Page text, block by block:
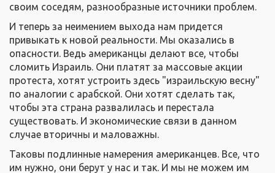
своим соседям, разнообразные источники проблем.
И теперь за неимением выхода нам придется
привыкать к новой реальности. Мы оказались в
опасности. Ведь американцы делают все, чтобы
сломить Израиль. Они платят за массовые акции
протеста, хотят устроить здесь "израильскую весну"
по аналогии с арабской. Они хотят сделать так,
чтобы эта страна развалилась и перестала
существовать. И экономические связи в данном
случае вторичны и маловажны.
Таковы подлинные намерения американцев. Все, что
им нужно, они берут у нас и так. И мы не можем им